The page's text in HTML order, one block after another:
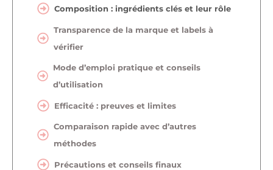
Composition : ingrédients clés et leur rôle
Transparence de la marque et labels à
vérifier
Mode d’emploi pratique et conseils
d’utilisation
Efficacité : preuves et limites
Comparaison rapide avec d’autres
méthodes
Précautions et conseils finaux